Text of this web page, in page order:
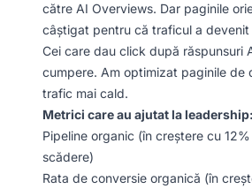
către AI Overviews. Dar paginile
câștigat pentru că traficul a devenit
Cei care dau click după răspunsuri
cumpere. Am optimizat paginile de
trafic mai cald.
Metrici care au ajutat la leadership:
Pipeline organic (în creștere cu
scădere)
Rata de conversie organică (în